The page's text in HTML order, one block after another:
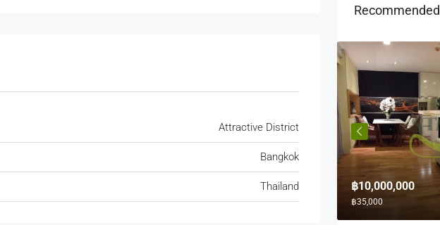
Attractive District
Bangkok
Thailand
Recommended
฿45,000
฿10,000,000
฿35,000